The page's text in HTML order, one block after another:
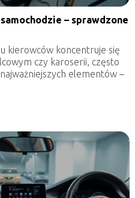
– sprawdzone
kierowców koncentruje się
czy karoserii, często
elementów –